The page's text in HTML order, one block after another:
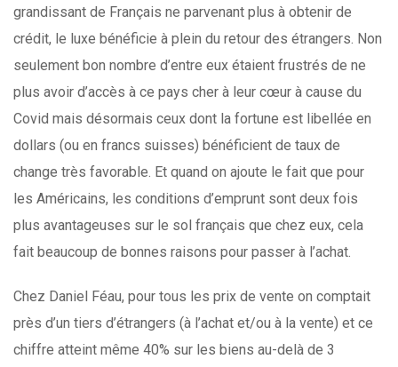
grandissant de Français ne parvenant plus à obtenir de
crédit, le luxe bénéficie à plein du retour des étrangers. Non
seulement bon nombre d’entre eux étaient frustrés de ne
plus avoir d’accès à ce pays cher à leur cœur à cause du
Covid mais désormais ceux dont la fortune est libellée en
dollars (ou en francs suisses) bénéficient de taux de
change très favorable. Et quand on ajoute le fait que pour
les Américains, les conditions d’emprunt sont deux fois
plus avantageuses sur le sol français que chez eux, cela
fait beaucoup de bonnes raisons pour passer à l’achat.
Chez Daniel Féau, pour tous les prix de vente on comptait
près d’un tiers d’étrangers (à l’achat et/ou à la vente) et ce
chiffre atteint même 40% sur les biens au-delà de 3